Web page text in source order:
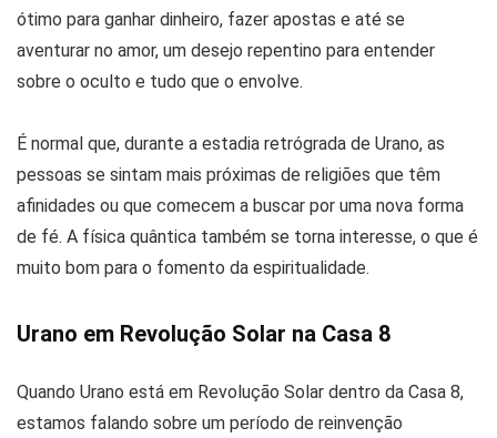
ótimo para ganhar dinheiro, fazer apostas e até se
aventurar no amor, um desejo repentino para entender
sobre o oculto e tudo que o envolve.
É normal que, durante a estadia retrógrada de Urano, as
pessoas se sintam mais próximas de religiões que têm
afinidades ou que comecem a buscar por uma nova forma
de fé. A física quântica também se torna interesse, o que é
muito bom para o fomento da espiritualidade.
Urano em Revolução Solar na Casa 8
Quando Urano está em Revolução Solar dentro da Casa 8,
estamos falando sobre um período de reinvenção